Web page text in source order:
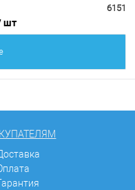
6151
шт